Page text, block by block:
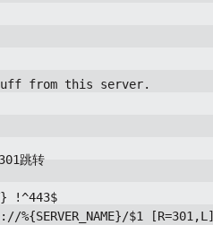
from this server.
跳转
!^443$
%{SERVER_NAME}/$1 [R=301,L]